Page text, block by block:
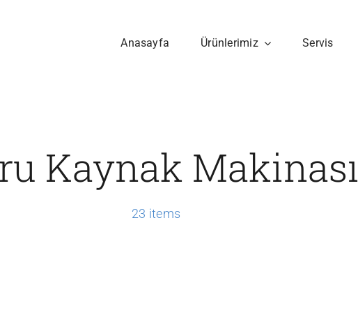
Anasayfa Ürünlerimiz Servis
Kaynak Makinası
23 items